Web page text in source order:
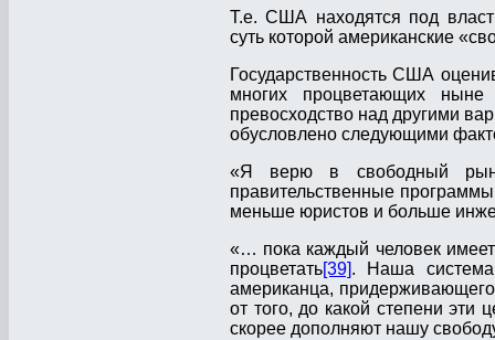
Т.е. США находятся под
суть которой американские
Государственность США
многих процветающих ныне
превосходство над другими
обусловлено следующими
«Я верю в свободный
правительственные
меньше юристов и больше
«… пока каждый человек
процветать[39]. Наша система
американца,
от того, до какой степени
скорее дополняют нашу